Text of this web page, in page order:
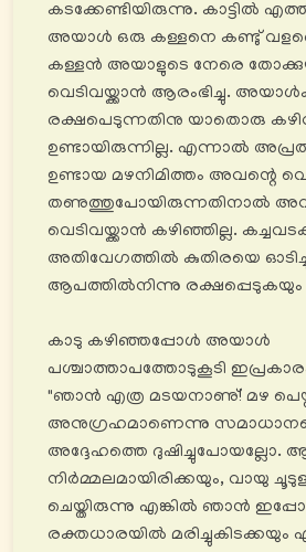
കടക്കേണ്ടിയിരുന്നു. കാട്ടിൽ
അയാൾ ഒരു കള്ളനെ കണ്ടു് വളരെ
കള്ളൻ അയാളുടെ നേരെ
വെടിവയ്ക്കാൻ ആരംഭിച്ചു.
രക്ഷപെടുന്നതിനു യാതൊരു
ഉണ്ടായിരുന്നില്ല. എന്നാൽ
ഉണ്ടായ മഴനിമിത്തം അവന്റെ
തണുത്തുപോയിരുന്നതിനാൽ
വെടിവയ്ക്കാൻ കഴിഞ്ഞില്ല.
അതിവേഗത്തിൽ കുതിരയെ
ആപത്തിൽനിന്നു
കാടു കഴിഞ്ഞപ്പോൾ അയാൾ
പശ്ചാത്താപത്തോടുകൂടി ഇപ്രകാരം
"ഞാൻ എത്ര മടയനാണു്! മഴ
അനുഗ്രഹമാണെന്നു
അദ്ദേഹത്തെ ദുഷിച്ചുപോയല്ലോ.
നിര്‍മ്മലമായിരിക്കയും, വായു
ചെയ്തിരുന്നു എങ്കിൽ ഞാൻ
രക്തധാരയിൽ മരിച്ചുകിടക്കയും